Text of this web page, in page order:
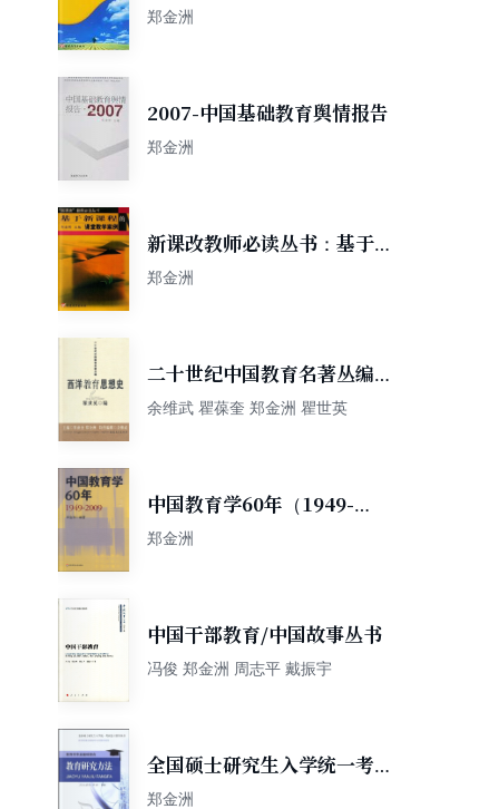
郑金洲
2007-中国基础教育舆情报告
郑金洲
新课改教师必读丛书：基于新
课程的课堂教学案例
郑金洲
二十世纪中国教育名著丛编：
西洋教育思想史
余维武 瞿葆奎 郑金洲 瞿世英
中国教育学60年（1949-
2009）
郑金洲
中国干部教育/中国故事丛书
冯俊 郑金洲 周志平 戴振宇
全国硕士研究生入学统一考试
复习指导丛书·教育学专业基础
郑金洲